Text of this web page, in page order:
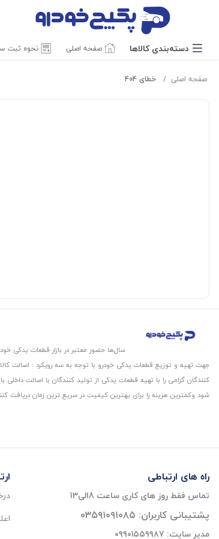
دسته‌بندی‌ کالاها صفحه اصلی نحوه ثبت
صفحه اصلی خطای 404
سال‌ها حضور معتبر در بازار قطعات یدکی
جهت تهیه و توزیع قطعات یدکی خودرو با توجه به سه رویکرد : اصالت
کنندگان گرامی را با تهیه قطعات یدکی از تولید کنندگان با اصالت
شود و‌کمترین هزینه را برای بهترین کیفیت در سریع ترین زمان دریافت
راه های ارتباطی
تماس فقط روز های کاری ساعت 8الی13
پشتیبانی کاربران: ۰۳۵۹۱۰۹۱۰۸۵
مدیر سایت: ۰۹۹۰۱۵۵۹۹۸۷